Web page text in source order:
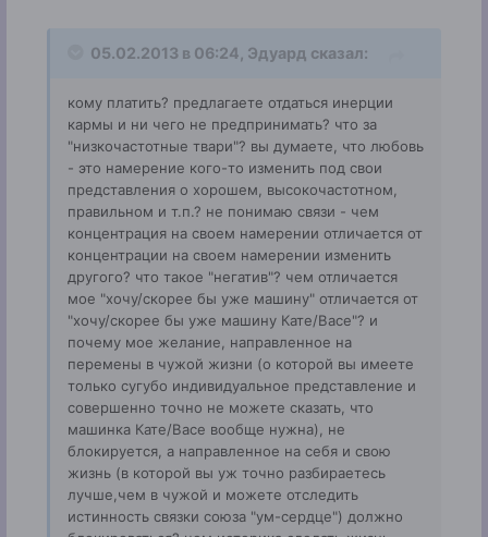
05.02.2013 в 06:24, Эдуард сказал:
кому платить? предлагаете отдаться инерции
кармы и ни чего не предпринимать? что за
"низкочастотные твари"? вы думаете, что любовь
- это намерение кого-то изменить под свои
представления о хорошем, высокочастотном,
правильном и т.п.? не понимаю связи - чем
концентрация на своем намерении отличается от
концентрации на своем намерении изменить
другого? что такое "негатив"? чем отличается
мое "хочу/скорее бы уже машину" отличается от
"хочу/скорее бы уже машину Кате/Васе"? и
почему мое желание, направленное на
перемены в чужой жизни (о которой вы имеете
только сугубо индивидуальное представление и
совершенно точно не можете сказать, что
машинка Кате/Васе вообще нужна), не
блокируется, а направленное на себя и свою
жизнь (в которой вы уж точно разбираетесь
лучше,чем в чужой и можете отследить
истинность связки союза "ум-сердце") должно